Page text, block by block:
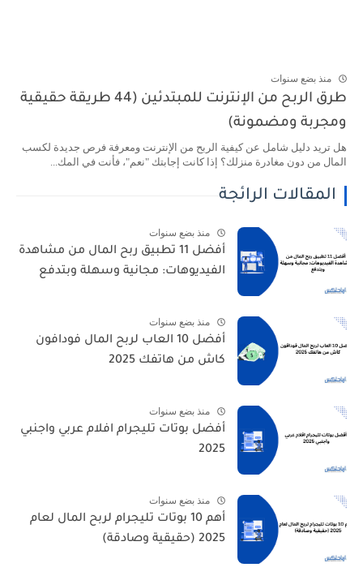
منذ بضع سنوات
طرق الربح من الإنترنت للمبتدئين (44 طريقة حقيقية
ومجربة ومضمونة)
هل تريد دليل شامل عن كيفية الربح من الإنترنت ومعرفة فرص جديدة لكسب
المال من دون مغادرة منزلك؟ إذا كانت إجابتك "نعم"، فأنت في المك...
المقالات الرائجة
منذ بضع سنوات
أفضل 11 تطبيق ربح المال من مشاهدة
الفيديوهات: مجانية وسهلة وبتدفع
منذ بضع سنوات
أفضل 10 العاب لربح المال فودافون
كاش من هاتفك 2025
منذ بضع سنوات
أفضل بوتات تليجرام افلام عربي واجنبي
2025
منذ بضع سنوات
أهم 10 بوتات تليجرام لربح المال لعام
2025 (حقيقية وصادقة)